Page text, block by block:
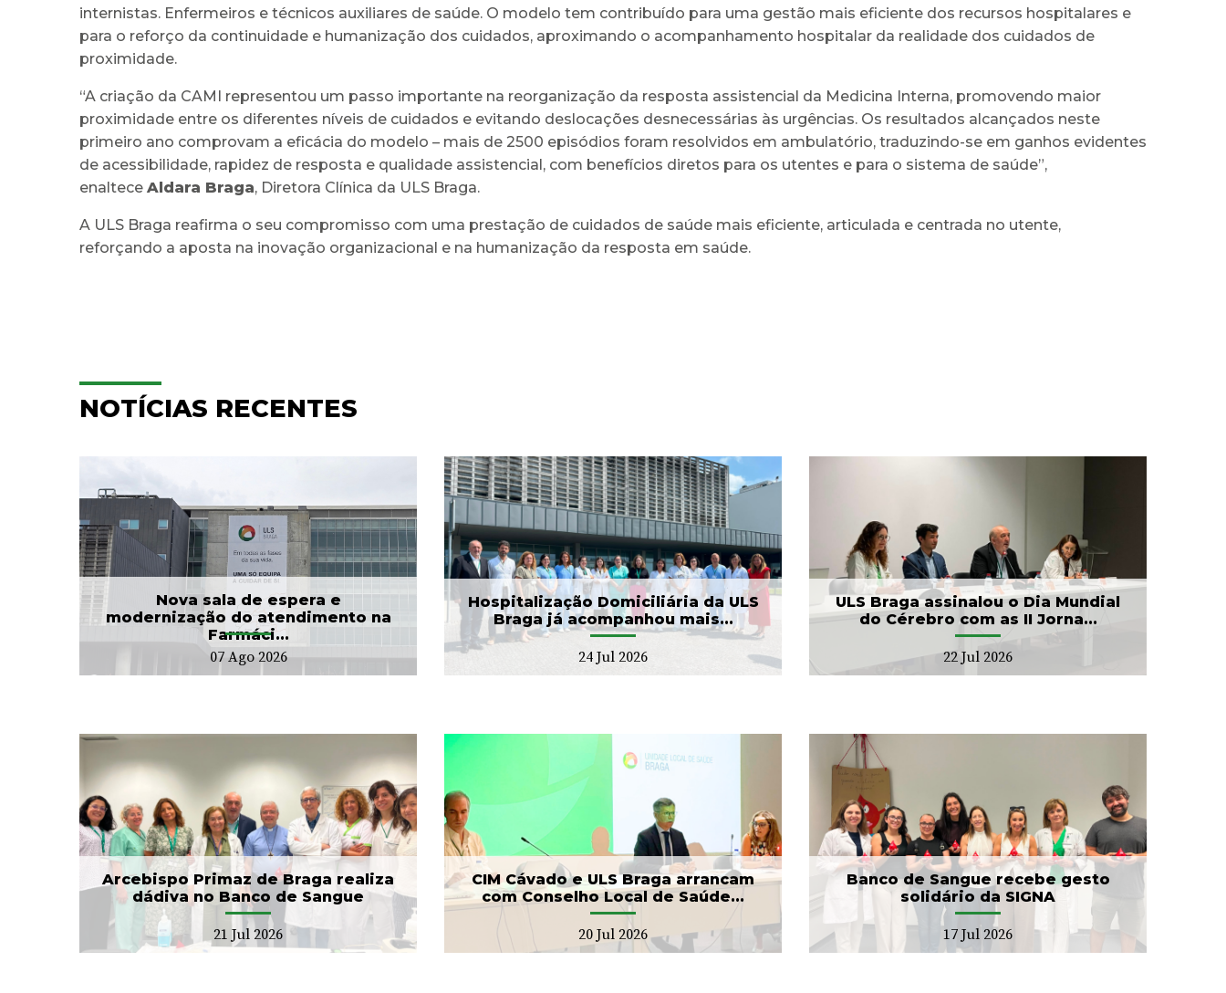
internistas. Enfermeiros e técnicos auxiliares de saúde. O modelo tem contribuído para uma gestão mais eficiente dos recursos hospitalares e
para o reforço da continuidade e humanização dos cuidados, aproximando o acompanhamento hospitalar da realidade dos cuidados de
proximidade.
“A criação da CAMI representou um passo importante na reorganização da resposta assistencial da Medicina Interna, promovendo maior
proximidade entre os diferentes níveis de cuidados e evitando deslocações desnecessárias às urgências. Os resultados alcançados neste
primeiro ano comprovam a eficácia do modelo – mais de 2500 episódios foram resolvidos em ambulatório, traduzindo-se em ganhos evidentes
de acessibilidade, rapidez de resposta e qualidade assistencial, com benefícios diretos para os utentes e para o sistema de saúde”,
enaltece Aldara Braga, Diretora Clínica da ULS Braga.
A ULS Braga reafirma o seu compromisso com uma prestação de cuidados de saúde mais eficiente, articulada e centrada no utente,
reforçando a aposta na inovação organizacional e na humanização da resposta em saúde.
NOTÍCIAS RECENTES
Nova sala de espera e
modernização do atendimento na
Farmáci...
07 Ago 2026
Hospitalização Domiciliária da ULS
Braga já acompanhou mais...
24 Jul 2026
Hospitalização
Domiciliária da ULS Braga
já acompanhou mais...
24 Jul 2026
ULS Braga assinalou o Dia Mundial
do Cérebro com as II Jorna...
22 Jul 2026
ULS Braga assinalou o Dia
Mundial do Cérebro com
as II Jorna...
22 Jul 2026
Arcebispo Primaz de Braga realiza
dádiva no Banco de Sangue
21 Jul 2026
CIM Cávado e ULS Braga arrancam
com Conselho Local de Saúde...
20 Jul 2026
CIM Cávado e ULS Braga
arrancam com Conselho
Local de Saúde...
20 Jul 2026
Banco de Sangue recebe gesto
solidário da SIGNA
17 Jul 2026
Banco de Sangue recebe
gesto solidário da SIGNA
17 Jul 2026